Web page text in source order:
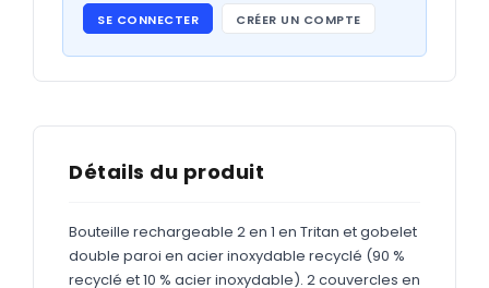
Abribus
Plans
Panneaux
Étiquettes adhésives
SE CONNECTER CRÉER UN COMPTE
Détails du produit
Bouteille rechargeable 2 en 1 en Tritan et gobelet
double paroi en acier inoxydable recyclé (90 %
recyclé et 10 % acier inoxydable). 2 couvercles en